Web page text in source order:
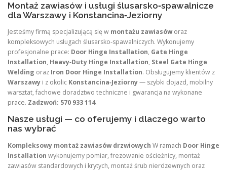
Montaż zawiasów i usługi ślusarsko‑spawalnicze
dla Warszawy i Konstancina‑Jeziorny
Jesteśmy firmą specjalizującą się w montażu zawiasóworaz
kompleksowych usługach ślusarsko‑spawalniczych. Wykonujemy
profesjonalne prace: Door Hinge Installation, Gate Hinge
Installation, Heavy‑Duty Hinge Installation, Steel Gate Hinge
Welding oraz Iron Door Hinge Installation. Obsługujemy klientów z
Warszawy i z okolic Konstancina‑Jeziorny— szybki dojazd, mobilny
warsztat, fachowe doradztwo techniczne i gwarancja na wykonane
prace. Zadzwoń: 570 933 114.
Nasze usługi — co oferujemy i dlaczego warto
nas wybrać
Kompleksowy montaż zawiasów drzwiowych W ramach Door Hinge
Installation wykonujemy pomiar, frezowanie ościeżnicy, montaż
zawiasów standardowych i krytych, montaż śrub nierdzewnych oraz